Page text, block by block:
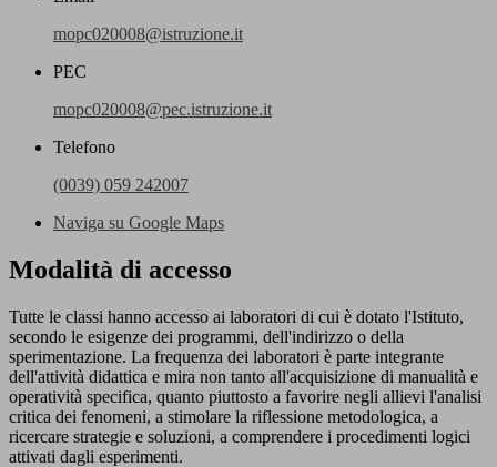
mopc020008@istruzione.it
PEC
mopc020008@pec.istruzione.it
Telefono
(0039) 059 242007
Naviga su Google Maps
Modalità di accesso
Tutte le classi hanno accesso ai laboratori di cui è dotato l'Istituto,
secondo le esigenze dei programmi, dell'indirizzo o della
sperimentazione. La frequenza dei laboratori è parte integrante
dell'attività didattica e mira non tanto all'acquisizione di manualità e
operatività specifica, quanto piuttosto a favorire negli allievi l'analisi
critica dei fenomeni, a stimolare la riflessione metodologica, a
ricercare strategie e soluzioni, a comprendere i procedimenti logici
attivati dagli esperimenti.